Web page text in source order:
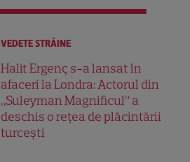
VEDETE STRĂINE
Halit Ergenç s-a lansat în
afaceri la Londra: Actorul din
„Suleyman Magnificul” a
deschis o rețea de plăcintării
turcești